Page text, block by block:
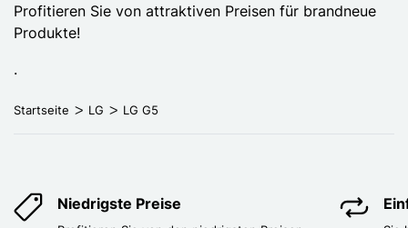
Profitieren Sie von attraktiven Preisen für brandneue
Produkte!
.
Startseite LG LG G5
Niedrigste Preise